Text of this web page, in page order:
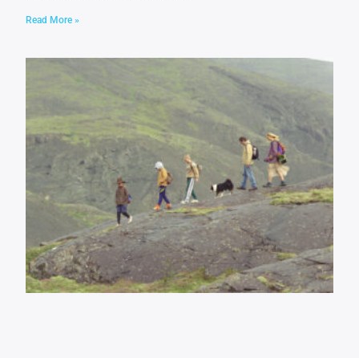
Read More »